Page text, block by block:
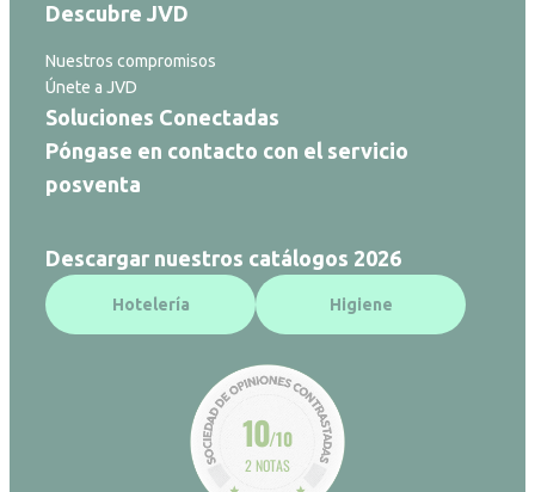
Descubre JVD
Nuestros compromisos
Únete a JVD
Soluciones Conectadas
Póngase en contacto con el servicio
posventa
Descargar nuestros catálogos 2026
Hotelería Higiene
10/10
2 NOTAS